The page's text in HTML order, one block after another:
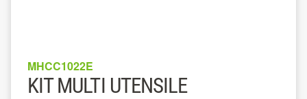
MHCC1022E
KIT MULTI UTENSILE